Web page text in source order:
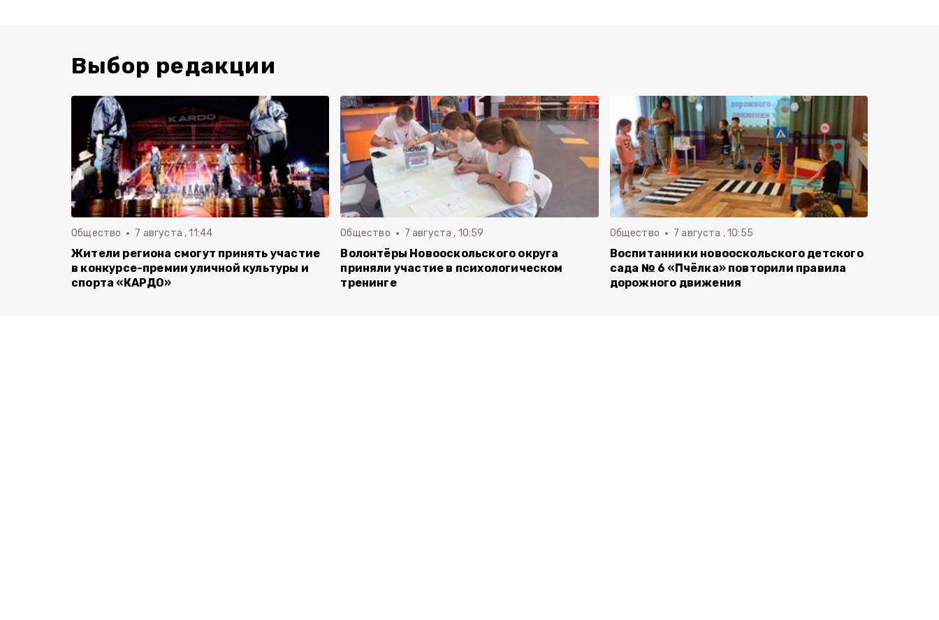
Выбор редакции
Общество 7 августа , 11:44
Жители региона смогут принять участие
в конкурсе-премии уличной культуры и
спорта «КАРДО»
Общество 7 августа , 10:59
Волонтёры Новооскольского округа
приняли участие в психологическом
тренинге
Общество 7 августа , 10:55
Воспитанники новооскольского детского
сада № 6 «Пчёлка» повторили правила
дорожного движения